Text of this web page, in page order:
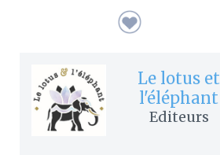
Le lotus et
l'éléphant
Editeurs